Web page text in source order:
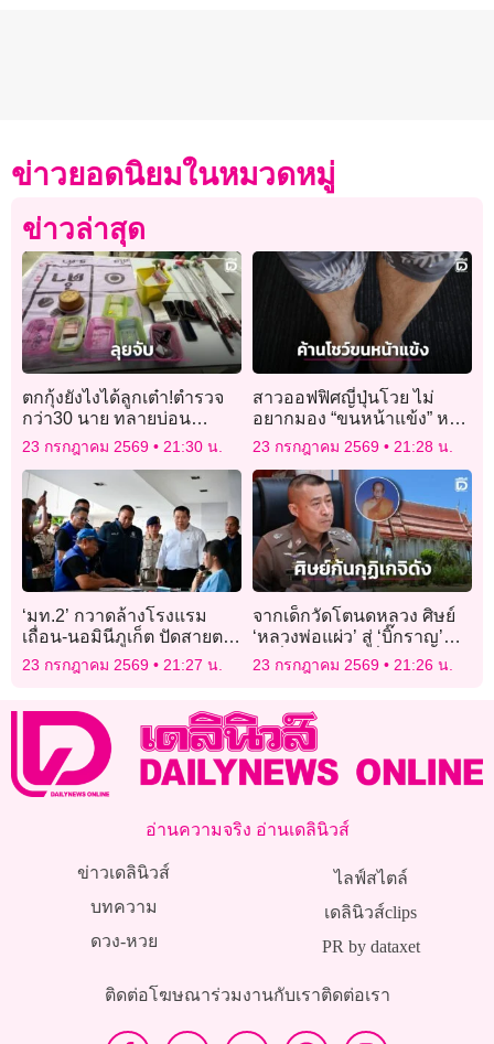
ข่าวยอดนิยมในหมวดหมู่
ข่าวล่าสุด
ตกกุ้งยังไงได้ลูกเต๋า!ตำรวจ
กว่า30 นาย ทลายบ่อน
บังหน้า ตกกุ้งข้างหน้า ไฮโล
พาเพลินข้างหลัง
23 กรกฎาคม 2569 21:30 น.
สาวออฟฟิศญี่ปุ่นโวย ไม่
อยากมอง “ขนหน้าแข้ง” หลัง
รัฐหนุนพนักงานชายสวมขา
สั้นสู้คลื่นความร้อน
23 กรกฎาคม 2569 21:28 น.
‘มท.2’ กวาดล้างโรงแรม
เถื่อน-นอมินีภูเก็ต ปัดสายตรง
ผู้มีอิทธิพลขอเคลียร์ – ทำผิด
ต้องจับ!
23 กรกฎาคม 2569 21:27 น.
จากเด็กวัดโตนดหลวง ศิษย์
‘หลวงพ่อแผ่ว’ สู่ ‘บิ๊กราญ’
ว่าที่ ผบ.ตร. คนที่ 16
23 กรกฎาคม 2569 21:26 น.
อ่านความจริง อ่านเดลินิวส์
ข่าวเดลินิวส์
บทความ
ดวง-หวย
ไลฟ์สไตล์
เดลินิวส์clips
PR by dataxet
ติดต่อโฆษณาร่วมงานกับเราติดต่อเรา